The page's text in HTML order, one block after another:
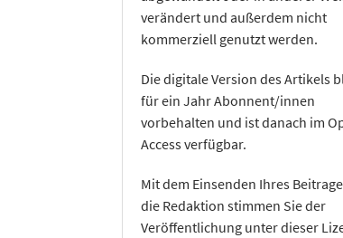
verändert und außerdem nicht
kommerziell genutzt werden.
Die digitale Version des Artikels
für ein Jahr Abonnent/innen
vorbehalten und ist danach im
Access verfügbar.
Mit dem Einsenden Ihres
die Redaktion stimmen Sie der
Veröffentlichung unter dieser